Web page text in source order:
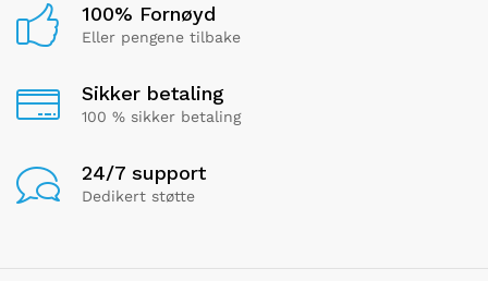
100% Fornøyd
Eller pengene tilbake
Sikker betaling
100 % sikker betaling
24/7 support
Dedikert støtte